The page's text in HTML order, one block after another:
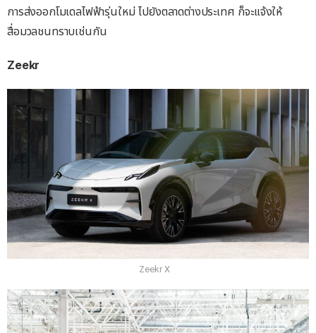
การส่งออกโมเดลไฟฟ้ารุ่นใหม่ ไปยังตลาดต่างประเทศ ก็จะแจ้งให้
สื่อมวลชนทราบเช่นกัน
Zeekr
Zeekr X